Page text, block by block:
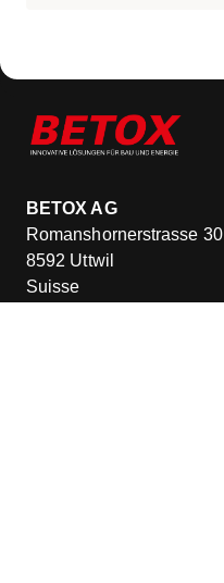
BETOX AG
Romanshornerstrasse 30
8592 Uttwil
Suisse